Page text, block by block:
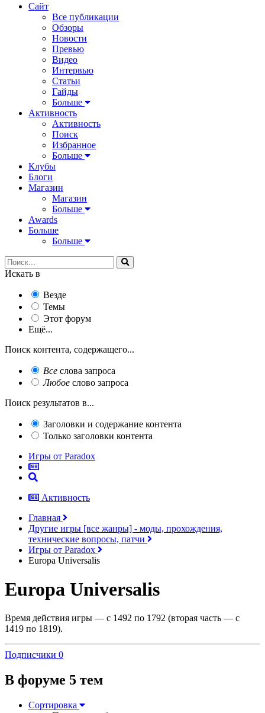
Сайт
Все публикации
Обзоры
Новости
Превью
Видео
Интервью
Статьи
Гайды
Больше
Активность
Активность
Поиск
Избранное
Больше
Клубы
Блоги
Магазин
Магазин
Больше
Awards
Больше
Больше
Искать в
Везде
Темы
Этот форум
Ещё...
Поиск контента, содержащего...
Все слова запроса
Любое слово запроса
Поиск результатов в...
Заголовки и содержание контента
Только заголовки контента
Игры от Paradox
Активность
Главная
Другие игры [все жанры] - моды, прохождения,
технические вопросы, патчи
Игры от Paradox
Europa Universalis
Europa Universalis
Время действия игры — с 1492 по 1792 (вторая часть — с
1419 по 1819).
Подписчики 0
В форуме 5 тем
Сортировка